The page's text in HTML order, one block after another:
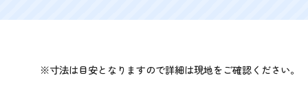
※寸法は目安となりますので詳細は現地をご確認ください。